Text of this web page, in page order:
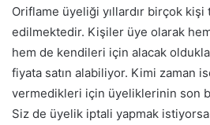
Oriflame üyeliği yıllardır birçok kişi
edilmektedir. Kişiler üye olarak
hem de kendileri için alacak
fiyata satın alabiliyor. Kimi zaman
vermedikleri için üyeliklerinin son
Siz de üyelik iptali yapmak